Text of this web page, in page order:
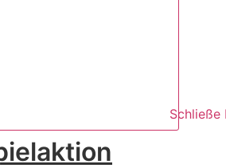
Schließe